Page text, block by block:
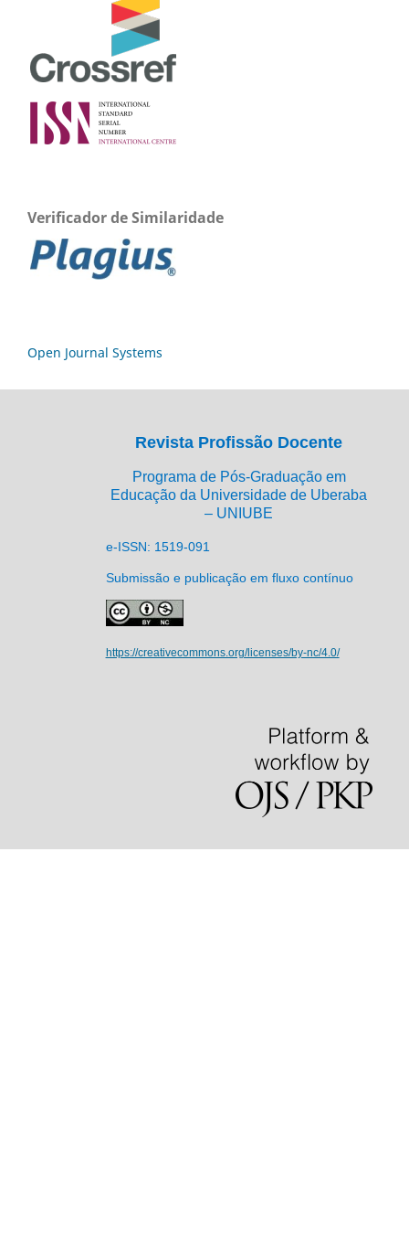
Verificador de Similaridade
Open Journal Systems
Revista Profissão Docente
Programa de Pós-Graduação em
Educação da Universidade de Uberaba
– UNIUBE
e-ISSN: 1519-091
Submissão e publicação em fluxo contínuo
https://creativecommons.org/licenses/by-nc/4.0/